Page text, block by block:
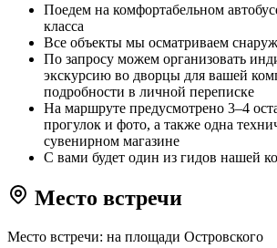
Поедем на комфортабельном
класса
Все объекты мы осматриваем
По запросу можем организовать
экскурсию во дворцы для вашей
подробности в личной переписке
На маршруте предусмотрено 3–4
прогулок и фото, а также одна
сувенирном магазине
С вами будет один из гидов нашей
Место встречи
Место встречи: на площади Островского